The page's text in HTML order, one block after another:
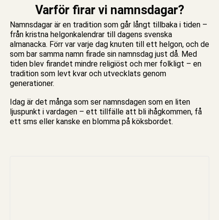
Varför firar vi namnsdagar?
Namnsdagar är en tradition som går långt tillbaka i tiden –
från kristna helgonkalendrar till dagens svenska
almanacka. Förr var varje dag knuten till ett helgon, och de
som bar samma namn firade sin namnsdag just då. Med
tiden blev firandet mindre religiöst och mer folkligt – en
tradition som levt kvar och utvecklats genom
generationer.
Idag är det många som ser namnsdagen som en liten
ljuspunkt i vardagen – ett tillfälle att bli ihågkommen, få
ett sms eller kanske en blomma på köksbordet.